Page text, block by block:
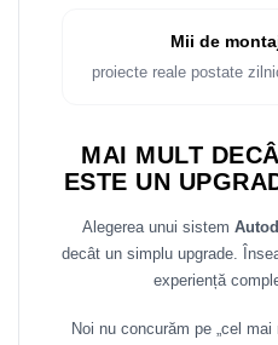
Rame Adaptoare Porsche
Rame adaptoare Citroen
Rame adaptoare Mazda
Rame adaptoare Kia
Mii de
proiecte reale postate
MAI MULT
ESTE UN
Alegerea unui sistem
decât un simplu upgrade.
experiență
Noi nu concurăm pe „cel